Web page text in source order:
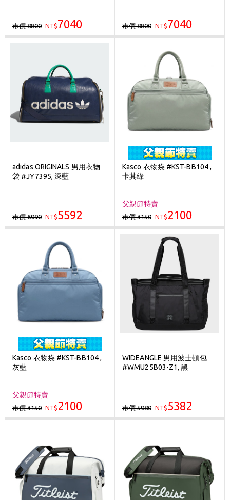
市價 8800 NT$7040 市價 8800 NT$7040
adidas ORIGINALS 男用衣物
袋 #JY7395, 深藍
市價 6990 NT$5592
Kasco 衣物袋 #KST-BB104 ,
卡其綠
父親節特賣
市價 3150 NT$ 2100
Kasco 衣物袋 #KST-BB104 ,
灰藍
父親節特賣
市價 3150 NT$ 2100
WIDEANGLE 男用波士頓包
#WMU25B03-Z1, 黑
市價 5980 NT$5382